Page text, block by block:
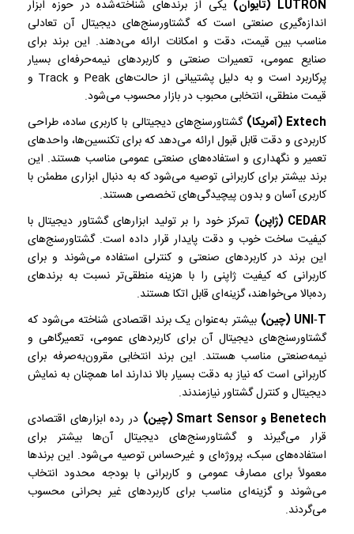
LUTRON (تایوان)
یکی از برندهای شناخته‌شده در حوزه ابزار
اندازه‌گیری صنعتی است که گشتاورسنج‌های دیجیتال آن تعادلی
مناسب بین قیمت، دقت و امکانات ارائه می‌دهند. این برند برای
صنایع عمومی، تعمیرات صنعتی و کاربردهای نیمه‌حرفه‌ای بسیار
پرکاربرد است و به دلیل پشتیبانی از حالت‌های Peak و Track و
قیمت منطقی، انتخابی محبوب در بازار محسوب می‌شود.
Extech (آمریکا)
گشتاورسنج‌های دیجیتالی با کاربری ساده، طراحی
کاربردی و دقت قابل قبول ارائه می‌دهد که برای تکنسین‌ها، واحدهای
تعمیر و نگهداری و استفاده‌های صنعتی عمومی مناسب هستند. این
برند بیشتر برای کاربرانی توصیه می‌شود که به دنبال ابزاری مطمئن با
کاربری آسان و بدون پیچیدگی‌های تخصصی هستند.
CEDAR (ژاپن)
تمرکز خود را بر تولید ابزارهای گشتاور دیجیتال با
کیفیت ساخت خوب و دقت پایدار قرار داده است. گشتاورسنج‌های
این برند در کاربردهای صنعتی و کنترلی استفاده می‌شوند و برای
کاربرانی که کیفیت ژاپنی را با هزینه منطقی‌تر نسبت به برندهای
رده‌بالا می‌خواهند، گزینه‌ای قابل اتکا هستند.
UNI‑T (چین)
بیشتر به‌عنوان یک برند اقتصادی شناخته می‌شود که
گشتاورسنج‌های دیجیتال آن برای کاربردهای عمومی، تعمیرگاهی و
نیمه‌صنعتی مناسب هستند. این برند انتخابی مقرون‌به‌صرفه برای
کاربرانی است که نیاز به دقت بسیار بالا ندارند اما همچنان به نمایش
دیجیتال و کنترل گشتاور نیازمندند.
Benetech و Smart Sensor (چین)
در رده ابزارهای اقتصادی
قرار می‌گیرند و گشتاورسنج‌های دیجیتال آن‌ها بیشتر برای
استفاده‌های سبک، پروژه‌ای و غیرحساس توصیه می‌شود. این برندها
معمولاً برای مصارف عمومی و کاربرانی با بودجه محدود انتخاب
می‌شوند و گزینه‌ای مناسب برای کاربردهای غیر بحرانی محسوب
می‌گردند.